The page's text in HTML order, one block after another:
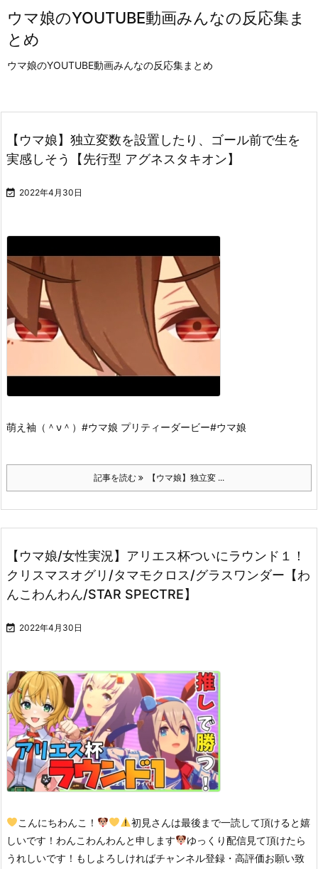
ウマ娘のYOUTUBE動画みんなの反応集ま
とめ
ウマ娘のYOUTUBE動画みんなの反応集まとめ
【ウマ娘】独立変数を設置したり、ゴール前で生を
実感しそう【先行型 アグネスタキオン】
 2022年4月30日
萌え袖（＾ν＾） #ウマ娘 プリティーダービー#ウマ娘
記事を読む 【ウマ娘】独立変 ...
【ウマ娘/女性実況】アリエス杯ついにラウンド１！
クリスマスオグリ/タマモクロス/グラスワンダー【わ
んこわんわん/STAR SPECTRE】
 2022年4月30日
こんにちわんこ！
初見さんは最後まで一読して頂けると嬉
しいです！ わんこわんわんと申します
ゆっくり配信見て頂けたら
うれしいです！ もしよろしければチャンネル登録・高評価お願い致